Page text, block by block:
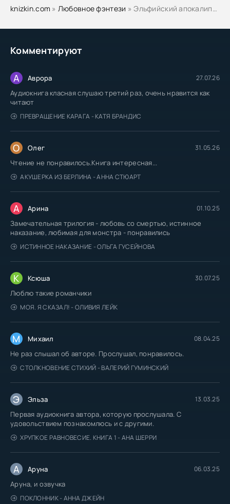
Комментируют
А Аврора 27.07.26
Аудиокнига класная слушаю третий раз, очень нравится как
читают
ПРЕВРАЩЕНИЕ КАРАГА - КАТЯ БРАНДИС
О Олег 31.05.26
Чтение не понравилось.Книга интересная...
АКУШЕРКА ИЗ БЕРЛИНА - АННА СТЮАРТ
А Арина 01.10.25
Замечательная трилогия - любовь со смертью, истинное
наказание, любимая для монстра - понравились
ИСТИННОЕ НАКАЗАНИЕ - ОЛЬГА ГУСЕЙНОВА
К Ксюша 30.07.25
Люблю такие романчики
МОЯ. Я СКАЗАЛ! - ОЛИВИЯ ЛЕЙК
М Михаил 08.04.25
Не раз слышал об авторе. Прослушал, понравилось.
СТОЛКНОВЕНИЕ СТИХИЙ - ВАЛЕРИЙ ГУМИНСКИЙ
Э Эльза 13.03.25
Первая аудиокнига автора, которую прослушала. С
удовольствием познакомлюсь и с другими.
ХРУПКОЕ РАВНОВЕСИЕ. КНИГА 1 - АНА ШЕРРИ
А Аруна 06.03.25
Аруна, и озвучка
ПОКЛОННИК - АННА ДЖЕЙН
knizkin.com » Любовное фэнтези » Эльфийский апокалипсис - Карина Дёмина